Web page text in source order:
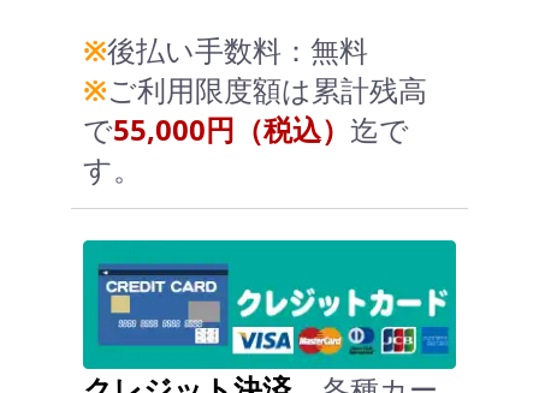
※後払い手数料：無料
※ご利用限度額は累計残高
で55,000円（税込） 迄で
す。